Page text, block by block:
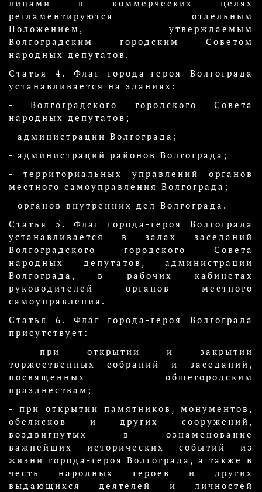
лицами в коммерческих целях
регламентируются отдельным
Положением, утверждаемым
Волгоградским городским Советом
народных депутатов.
Статья 4. Флаг города-героя Волгограда
устанавливается на зданиях:
- Волгоградского городского Совета
народных депутатов;
- администрации Волгограда;
- администраций районов Волгограда;
- территориальных управлений органов
местного самоуправления Волгограда;
- органов внутренних дел Волгограда.
Статья 5. Флаг города-героя Волгограда
устанавливается в залах заседаний
Волгоградского городского Совета
народных депутатов, администрации
Волгограда, в рабочих кабинетах
руководителей органов местного
самоуправления.
Статья 6. Флаг города-героя Волгограда
присутствует:
- при открытии и закрытии
торжественных собраний и заседаний,
посвященных общегородским
празднествам;
- при открытии памятников, монументов,
обелисков и других сооружений,
воздвигнутых в ознаменование
важнейших исторических событий из
жизни города-героя Волгограда, а также в
честь народных героев и других
выдающихся деятелей и личностей